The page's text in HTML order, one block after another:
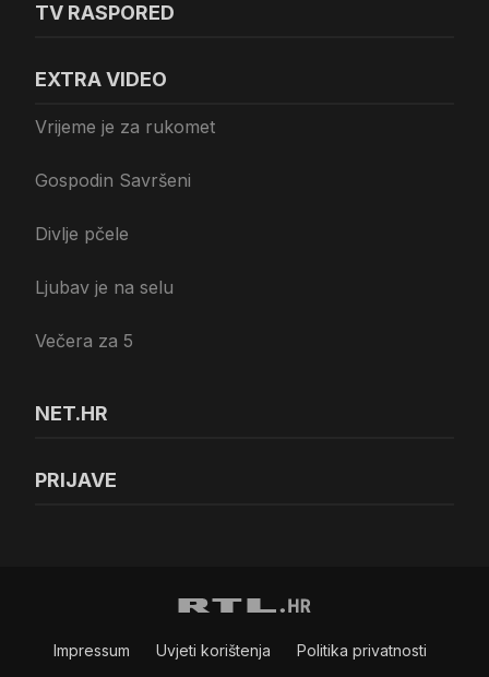
TV RASPORED
EXTRA VIDEO
Vrijeme je za rukomet
Gospodin Savršeni
Divlje pčele
Ljubav je na selu
Večera za 5
NET.HR
PRIJAVE
Impressum Uvjeti korištenja Politika privatnosti